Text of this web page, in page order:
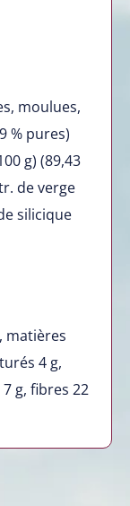
moulues,
% pures)
g) (89,43
de verge
silicique
matières
4 g,
g, fibres 22